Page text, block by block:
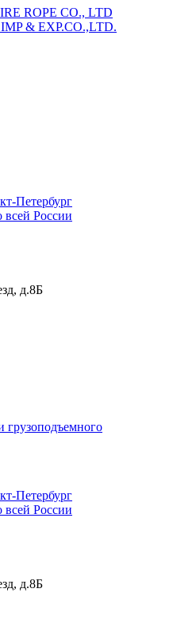
ROPE CO., LTD
& EXP.CO.,LTD.
Петербург
всей России
д.8Б
Петербург
всей России
д.8Б